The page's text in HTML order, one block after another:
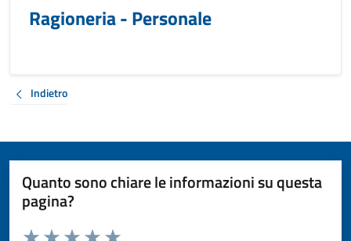
Ragioneria - Personale
Indietro
Quanto sono chiare le informazioni su questa
pagina?
Valuta da 1 a 5 stelle la pagina